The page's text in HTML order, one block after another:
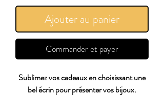
Ajouter au panier
Commander et payer
Sublimez vos cadeaux en choisissant une
bel écrin pour présenter vos bijoux.